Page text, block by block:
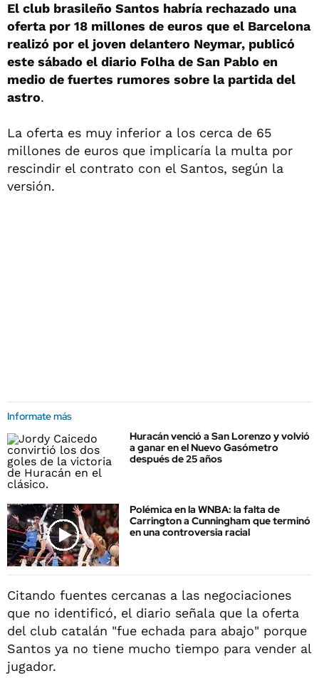
El club brasileño Santos habría rechazado una
oferta por 18 millones de euros que el Barcelona
realizó por el joven delantero Neymar, publicó
este sábado el diario Folha de San Pablo en
medio de fuertes rumores sobre la partida del
astro.
La oferta es muy inferior a los cerca de 65
millones de euros que implicaría la multa por
rescindir el contrato con el Santos, según la
versión.
Informate más
Huracán venció a San Lorenzo y volvió
a ganar en el Nuevo Gasómetro
después de 25 años
Polémica en la WNBA: la falta de
Carrington a Cunningham que terminó
en una controversia racial
Citando fuentes cercanas a las negociaciones
que no identificó, el diario señala que la oferta
del club catalán "fue echada para abajo" porque
Santos ya no tiene mucho tiempo para vender al
jugador.